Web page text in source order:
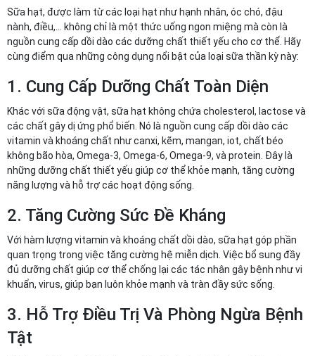
Sữa hạt, được làm từ các loại hạt như hạnh nhân, óc chó, đậu
nành, điều,… không chỉ là một thức uống ngon miệng mà còn là
nguồn cung cấp dồi dào các dưỡng chất thiết yếu cho cơ thể. Hãy
cùng điểm qua những công dụng nổi bật của loại sữa thần kỳ này:
1. Cung Cấp Dưỡng Chất Toàn Diện
Khác với sữa động vật, sữa hạt không chứa cholesterol, lactose và
các chất gây dị ứng phổ biến. Nó là nguồn cung cấp dồi dào các
vitamin và khoáng chất như canxi, kẽm, mangan, iot, chất béo
không bão hòa, Omega-3, Omega-6, Omega-9, và protein. Đây là
những dưỡng chất thiết yếu giúp cơ thể khỏe mạnh, tăng cường
năng lượng và hỗ trợ các hoạt động sống.
2. Tăng Cường Sức Đề Kháng
Với hàm lượng vitamin và khoáng chất dồi dào, sữa hạt góp phần
quan trọng trong việc tăng cường hệ miễn dịch. Việc bổ sung đầy
đủ dưỡng chất giúp cơ thể chống lại các tác nhân gây bệnh như vi
khuẩn, virus, giúp bạn luôn khỏe mạnh và tràn đầy sức sống.
3. Hỗ Trợ Điều Trị Và Phòng Ngừa Bệnh
Tật